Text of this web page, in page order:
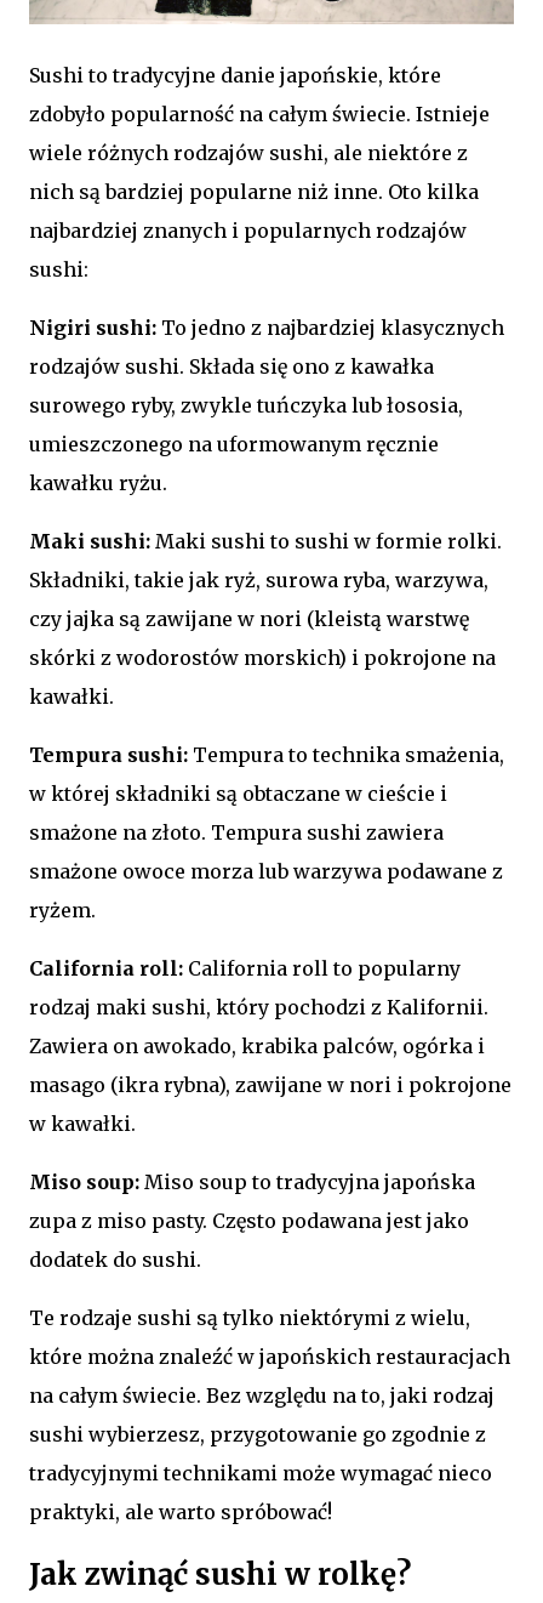
Sushi to tradycyjne danie japońskie, które
zdobyło popularność na całym świecie. Istnieje
wiele różnych rodzajów sushi, ale niektóre z
nich są bardziej popularne niż inne. Oto kilka
najbardziej znanych i popularnych rodzajów
sushi:
Nigiri sushi: To jedno z najbardziej klasycznych
rodzajów sushi. Składa się ono z kawałka
surowego ryby, zwykle tuńczyka lub łososia,
umieszczonego na uformowanym ręcznie
kawałku ryżu.
Maki sushi: Maki sushi to sushi w formie rolki.
Składniki, takie jak ryż, surowa ryba, warzywa,
czy jajka są zawijane w nori (kleistą warstwę
skórki z wodorostów morskich) i pokrojone na
kawałki.
Tempura sushi: Tempura to technika smażenia,
w której składniki są obtaczane w cieście i
smażone na złoto. Tempura sushi zawiera
smażone owoce morza lub warzywa podawane z
ryżem.
California roll: California roll to popularny
rodzaj maki sushi, który pochodzi z Kalifornii.
Zawiera on awokado, krabika palców, ogórka i
masago (ikra rybna), zawijane w nori i pokrojone
w kawałki.
Miso soup: Miso soup to tradycyjna japońska
zupa z miso pasty. Często podawana jest jako
dodatek do sushi.
Te rodzaje sushi są tylko niektórymi z wielu,
które można znaleźć w japońskich restauracjach
na całym świecie. Bez względu na to, jaki rodzaj
sushi wybierzesz, przygotowanie go zgodnie z
tradycyjnymi technikami może wymagać nieco
praktyki, ale warto spróbować!
Jak zwinąć sushi w rolkę?